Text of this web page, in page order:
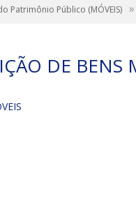
Patrimônio Público (MÓVEIS) »
DE BENS